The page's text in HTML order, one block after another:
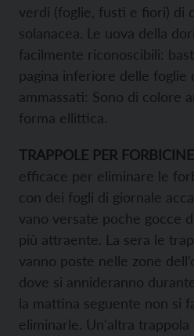
verdi (foglie, fusti e fiori) di
solanacea. Le uova della
facilmente riconoscibili:
pagina inferiore delle foglie
ammassati: Sono di colore
forma ellittica.
TRAPPOLE PER
efficace per eliminare le
con dei fogli di giornale
vano versate poche gocce
più attraente. La sera le
vanno poste nelle zone
dove si annideranno
la mattina seguente non si
eliminarle. Un'altra